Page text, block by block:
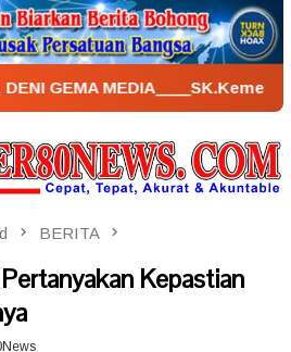
BERITA
Kepastian